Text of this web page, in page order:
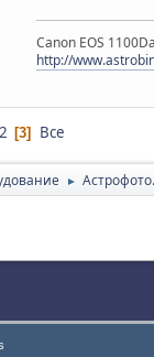
Canon EOS
http://
2 3 Все
►